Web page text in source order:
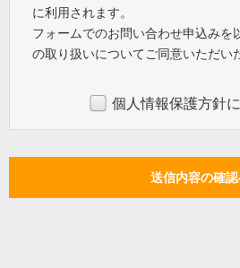
に利用されます。
フォームでのお問い合わせ申込みを
の取り扱いについてご同意いただい
個人情報保護方針